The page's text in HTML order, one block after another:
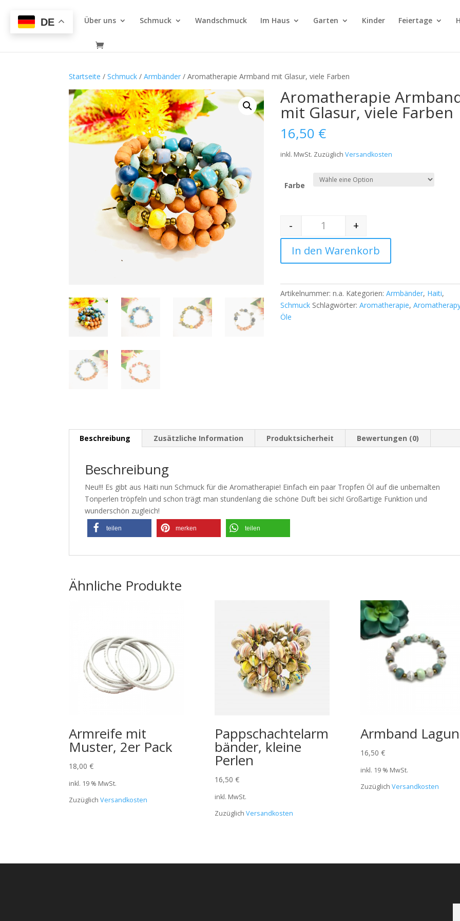
Über uns Schmuck Wandschmuck Im Haus Garten Kinder Feiertage
Startseite /Schmuck /Armbänder / Aromatherapie Armband mit Glasur, viele Farben
Aromatherapie
mit Glasur, viele Farben
16,50 €
inkl. MwSt. ZuzüglichVersandkosten
Farbe
Quantity
-
+
In den Warenkorb
Artikelnummer:n.a. Kategorien:Armbänder, Haiti,
Schmuck Schlagwörter:Aromatherapie,
Öle
Beschreibung Zusätzliche Information Produktsicherheit Bewertungen (0)
Beschreibung
Neu!!! Es gibt aus Haiti nun Schmuck für die Aromatherapie! Einfach ein paar Tropfen Öl auf die unbemalten
Tonperlen tröpfeln und schon trägt man stundenlang die schöne Duft bei sich! Großartige Funktion und
wunderschön zugleich!
teilen merken teilen
Ähnliche Produkte
Armreife mit
Muster, 2er Pack
18,00€
inkl. 19 % MwSt.
ZuzüglichVersandkosten
Pappschachtelarm
bänder, kleine
Perlen
16,50 €
inkl. MwSt.
Zuzüglich Versandkosten
Armband
16,50 €
inkl. 19 % MwSt.
Zuzüglich Versandkosten
DE